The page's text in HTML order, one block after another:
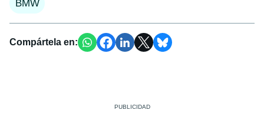
BMW
Compártela en: